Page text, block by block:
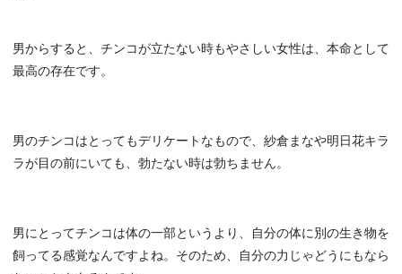
男からすると、チンコが立たない時もやさしい女性は、本命として
最高の存在です。
男のチンコはとってもデリケートなもので、紗倉まなや明日花キラ
ラが目の前にいても、勃たない時は勃ちません。
男にとってチンコは体の一部というより、自分の体に別の生き物を
飼ってる感覚なんですよね。そのため、自分の力じゃどうにもなら